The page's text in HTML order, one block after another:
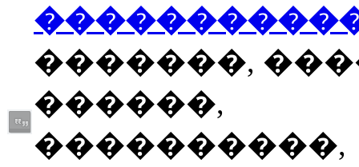
�������,
������,
����������,